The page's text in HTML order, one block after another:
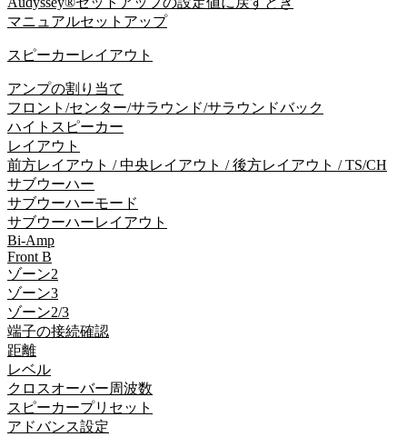
マニュアルセットアップ
スピーカーレイアウト
アンプの割り当て
フロント/センター/サラウンド/サラウンドバック
ハイトスピーカー
レイアウト
前方レイアウト / 中央レイアウト / 後方レイアウト / TS/CH
サブウーハー
サブウーハーモード
サブウーハーレイアウト
Bi-Amp
Front B
ゾーン2
ゾーン3
ゾーン2/3
端子の接続確認
距離
レベル
クロスオーバー周波数
スピーカープリセット
アドバンス設定